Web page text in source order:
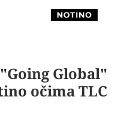
Global"
očima TLC